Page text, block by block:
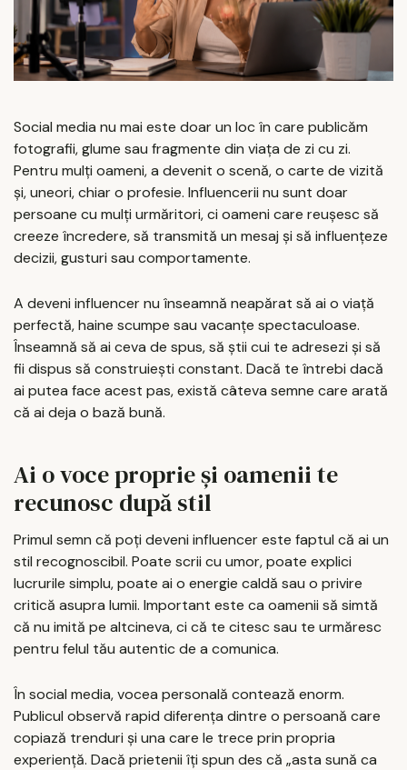
Social media nu mai este doar un loc în care publicăm
fotografii, glume sau fragmente din viața de zi cu zi.
Pentru mulți oameni, a devenit o scenă, o carte de vizită
și, uneori, chiar o profesie. Influencerii nu sunt doar
persoane cu mulți urmăritori, ci oameni care reușesc să
creeze încredere, să transmită un mesaj și să influențeze
decizii, gusturi sau comportamente.
A deveni influencer nu înseamnă neapărat să ai o viață
perfectă, haine scumpe sau vacanțe spectaculoase.
Înseamnă să ai ceva de spus, să știi cui te adresezi și să
fii dispus să construiești constant. Dacă te întrebi dacă
ai putea face acest pas, există câteva semne care arată
că ai deja o bază bună.
Ai o voce proprie și oamenii te
recunosc după stil
Primul semn că poți deveni influencer este faptul că ai un
stil recognoscibil. Poate scrii cu umor, poate explici
lucrurile simplu, poate ai o energie caldă sau o privire
critică asupra lumii. Important este ca oamenii să simtă
că nu imită pe altcineva, ci că te citesc sau te urmăresc
pentru felul tău autentic de a comunica.
În social media, vocea personală contează enorm.
Publicul observă rapid diferența dintre o persoană care
copiază trenduri și una care le trece prin propria
experiență. Dacă prietenii îți spun des că „asta sună ca